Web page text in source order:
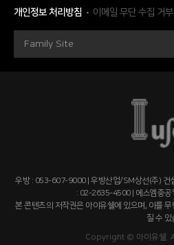
개인정보 처리방침 이메일 무단 수집 거부
Family Site
우방 : 053-607-9000 | 우방산업/SM상선(주) 건
: 02-2635-4500 | 에스엠중
본 콘텐츠의 저작권은 아이유쉘에 있으며, 이를
질 수 있
Copyright © 아이유쉘.